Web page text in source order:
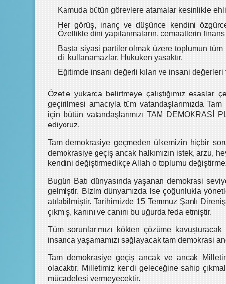
Kamuda bütün görevlere atamalar kesinlikle
Her görüş, inanç ve düşünce kendini
Özellikle dini yapılanmaların, cemaatlerin finans
Başta siyasi partiler olmak üzere toplumun tüm
dil kullanamazlar. Hukuken yasaktır.
Eğitimde insanı değerli kılan ve insani
Özetle yukarda belirtmeye çalıştığımız esaslar
geçirilmesi amacıyla tüm vatandaşlarımızda
için bütün vatandaşlarımızı TAM DEMOKRASİ
ediyoruz.
Tam demokrasiye geçmeden ülkemizin hiçbir
demokrasiye geçiş ancak halkımızın istek, arzu,
kendini değiştirmedikçe Allah o toplumu
Bugün Batı dünyasında yaşanan demokrasi
gelmiştir. Bizim dünyamızda ise çoğunlukla
atılabilmiştir. Tarihimizde 15 Temmuz Şanlı
çıkmış, kanını ve canını bu uğurda feda etmiştir.
Tüm sorunlarımızı kökten çözüme
insanca yaşamamızı sağlayacak tam demokrasi
Tam demokrasiye geçiş ancak ve ancak
olacaktır. Milletimiz kendi geleceğine sahip
mücadelesi vermeyecektir.